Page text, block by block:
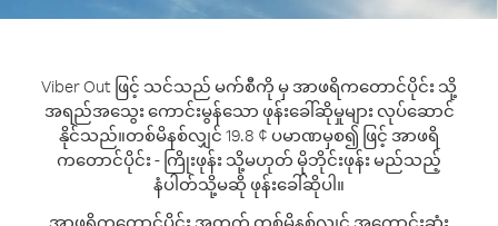
Viber Out ဖြင့် သင်သည် မက်စီကို မှ အာဖရိကတောင်ပိုင်း သို့
အရည်အသွေး ကောင်းမွန်သော ဖုန်းခေါ်ဆိုမှုများ လုပ်ဆောင်
နိုင်သည်။တစ်မိနစ်လျှင် 19.8 ¢ ပမာဏမှစ၍ ဖြင့် အာဖရိ
ကတောင်ပိုင်း - ကြိုးဖုန်း သို့မဟုတ် မိုဘိုင်းဖုန်း မည်သည့်
နံပါတ်သို့မဆို ဖုန်းခေါ်ဆိုပါ။